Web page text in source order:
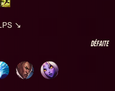
↘
Défaite